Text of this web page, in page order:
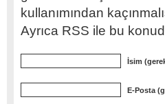
kullanımından
Ayrıca RSS ile bu
İsim
E-Posta